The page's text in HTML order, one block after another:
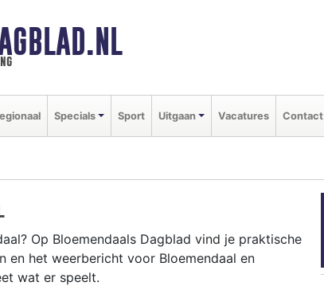
Specials Sport Uitgaan Vacatures Contact
Op Bloemendaals Dagblad vind je praktische
en het weerbericht voor Bloemendaal en
wat er speelt.